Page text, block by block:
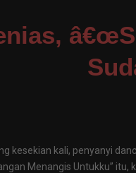
kesekian kali, penyanyi
Menangis Untukku”